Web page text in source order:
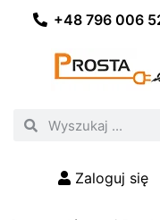
+48 796 006
Zaloguj się